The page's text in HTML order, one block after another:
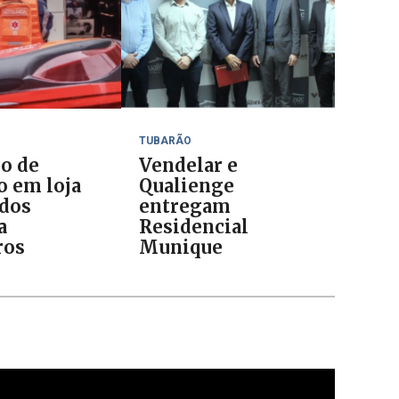
de
em loja
TUBARÃO
Vendelar e
Qualienge
entregam
Residencial
Munique